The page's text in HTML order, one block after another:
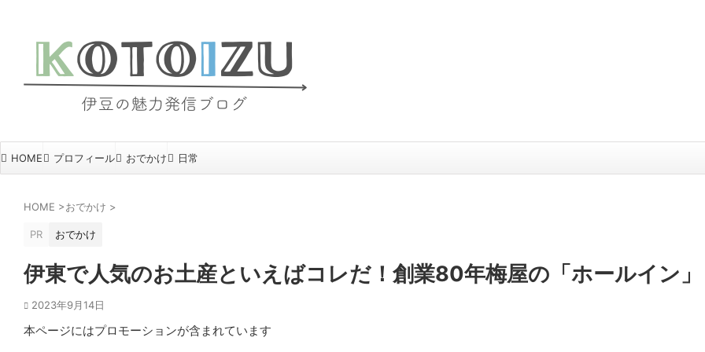
HOME プロフィール おでかけ 日常
HOME >おでかけ >
PR おでかけ
伊東で人気のお土産といえばコレだ！創業80年梅屋の「ホールイン」
2023年9月14日
本ページにはプロモーションが含まれています